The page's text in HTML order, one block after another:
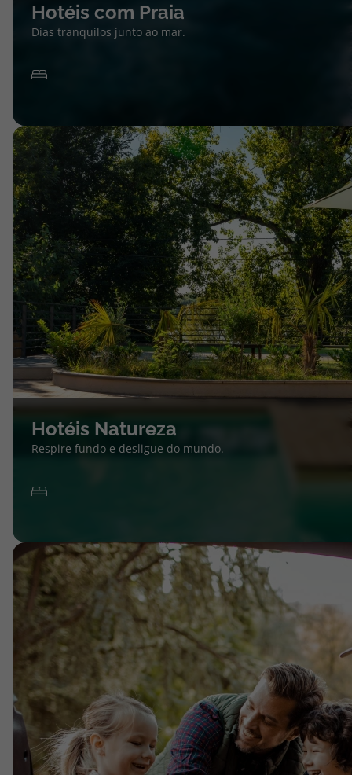
Hotéis com Praia
Dias tranquilos junto ao mar.
Hotéis Natureza
Respire fundo e desligue do mundo.